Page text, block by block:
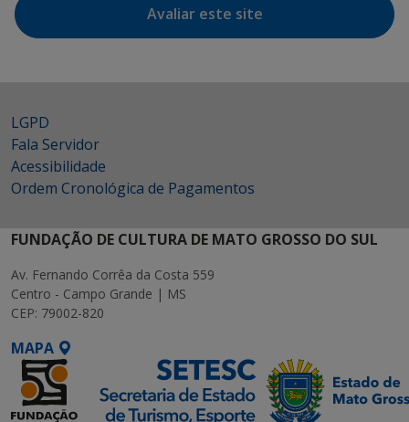
Avaliar este site
LGPD
Fala Servidor
Acessibilidade
Ordem Cronológica de Pagamentos
FUNDAÇÃO DE CULTURA DE MATO GROSSO DO SUL
Av. Fernando Corrêa da Costa 559
Centro - Campo Grande | MS
CEP: 79002-820
MAPA